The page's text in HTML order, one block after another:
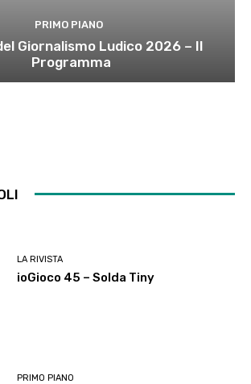
PRIMO PIANO
Giornalismo Ludico 2026 – Il
Programma
LA RIVISTA
ioGioco 45 – Solda Tiny
PRIMO PIANO